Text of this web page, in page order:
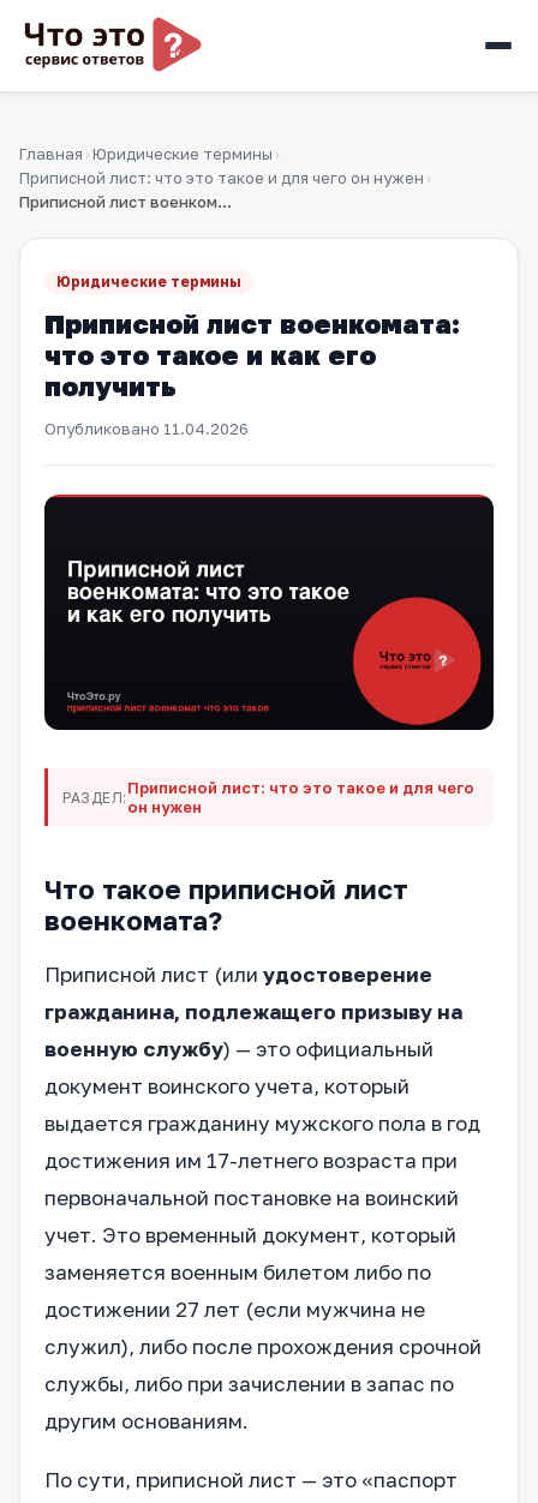
Главная › Юридические термины ›
Приписной лист: что это такое и для чего он нужен ›
Приписной лист военкомата: что это такое и как его получить
Юридические термины
Приписной лист военкомата:
что это такое и как его
получить
Опубликовано 11.04.2026
РАЗДЕЛ: Приписной лист: что это такое и для чего
он нужен
Что такое приписной лист
военкомата?
Приписной лист (или удостоверение
гражданина, подлежащего призыву на
военную службу) — это официальный
документ воинского учета, который
выдается гражданину мужского пола в год
достижения им 17-летнего возраста при
первоначальной постановке на воинский
учет. Это временный документ, который
заменяется военным билетом либо по
достижении 27 лет (если мужчина не
служил), либо после прохождения срочной
службы, либо при зачислении в запас по
другим основаниям.
По сути, приписной лист — это «паспорт